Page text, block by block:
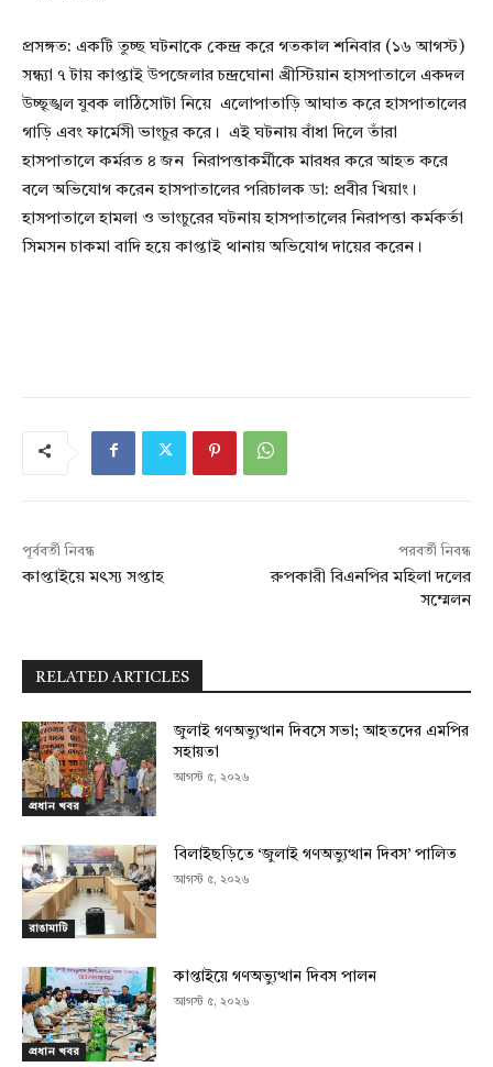
প্রসঙ্গত: একটি তুচ্ছ ঘটনাকে কেন্দ্র করে গতকাল শনিবার (১৬ আগস্ট)
সন্ধ্যা ৭ টায় কাপ্তাই উপজেলার চন্দ্রঘোনা খ্রীস্টিয়ান হাসপাতালে একদল
উচ্ছৃঙ্খল যুবক লাঠিসোটা নিয়ে এলোপাতাড়ি আঘাত করে হাসপাতালের
গাড়ি এবং ফার্মেসী ভাংচুর করে। এই ঘটনায় বাঁধা দিলে তাঁরা
হাসপাতালে কর্মরত ৪ জন নিরাপত্তাকর্মীকে মারধর করে আহত করে
বলে অভিযোগ করেন হাসপাতালের পরিচালক ডা: প্রবীর খিয়াং।
হাসপাতালে হামলা ও ভাংচুরের ঘটনায় হাসপাতালের নিরাপত্তা কর্মকর্তা
সিমসন চাকমা বাদি হয়ে কাপ্তাই থানায় অভিযোগ দায়ের করেন।
পূর্ববর্তী নিবন্ধ
কাপ্তাইয়ে মৎস্য সপ্তাহ
পরবর্তী নিবন্ধ
রুপকারী বিএনপির মহিলা দলের
সম্মেলন
RELATED ARTICLES
প্রধান খবর
জুলাই গণঅভ্যুত্থান দিবসে সভা; আহতদের এমপির
সহায়তা
আগস্ট ৫, ২০২৬
রাঙামাটি
বিলাইছড়িতে ‘জুলাই গণঅভ্যুত্থান দিবস’ পালিত
আগস্ট ৫, ২০২৬
প্রধান খবর
কাপ্তাইয়ে গণঅভ্যুত্থান দিবস পালন
আগস্ট ৫, ২০২৬